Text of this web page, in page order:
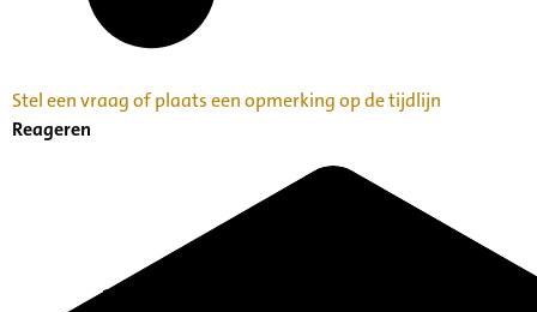
Stel een vraag of plaats een opmerking op de tijdlijn
Reageren